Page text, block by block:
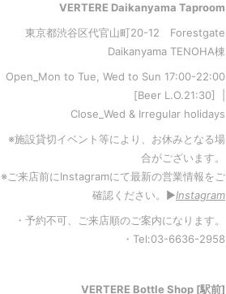
VERTERE Daikanyama Taproom
東京都渋谷区代官山町20-12 Forestgate
Daikanyama TENOHA棟
Open_Mon to Tue, Wed to Sun 17:00-22:00
[Beer L.O.21:30] |
Close_Wed & Irregular holidays
※施設貸切イベント等により、お休みとなる場
合がございます。
※ご来店前にInstagramにて最新の営業情報をご
確認ください。▶︎Instagram
・予約不可、ご来店順のご案内になります。
・Tel:03-6636-2958
VERTERE Bottle Shop [駅前]